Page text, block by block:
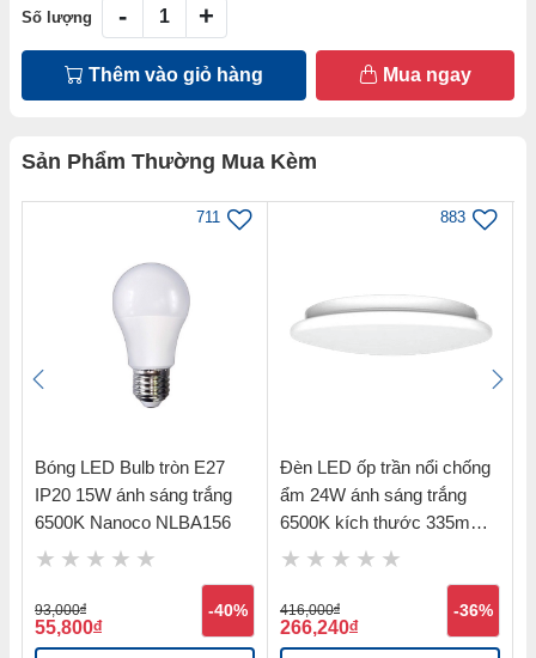
Số lượng - +
Thêm vào giỏ hàng Mua ngay
Sản Phẩm Thường Mua Kèm
711
Bóng LED Bulb tròn E27
IP20 15W ánh sáng trắng
6500K Nanoco NLBA156
93,000đ
55,800đ
-40%
883
Đèn LED ốp trần nổi chống
ẩm 24W ánh sáng trắng
6500K kích thước 335mm
Nanoco NCL246MP
416,000đ
266,240đ
-36%